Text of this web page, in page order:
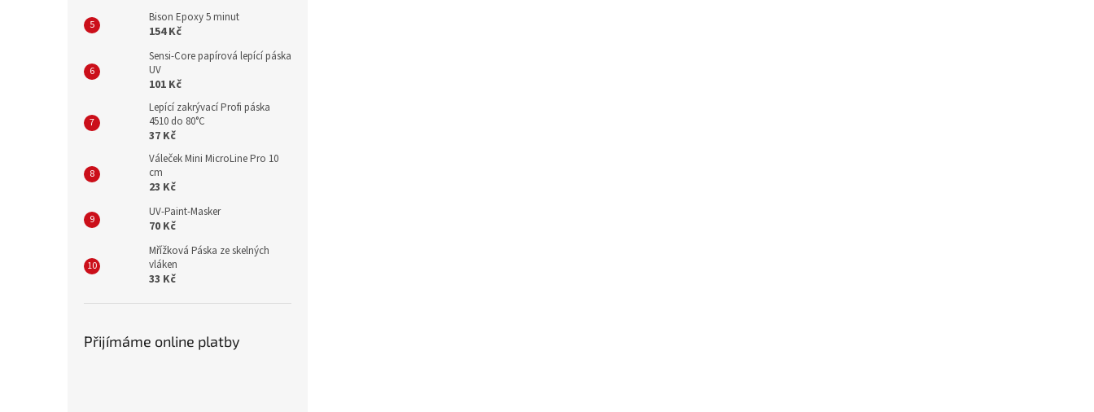
Bison Epoxy 5 minut
154 Kč
Sensi-Core papírová lepící páska
UV
101 Kč
Lepící zakrývací Profi páska
4510 do 80°C
37 Kč
Váleček Mini MicroLine Pro 10
cm
23 Kč
UV-Paint-Masker
70 Kč
Mřížková Páska ze skelných
vláken
33 Kč
Přijímáme online platby